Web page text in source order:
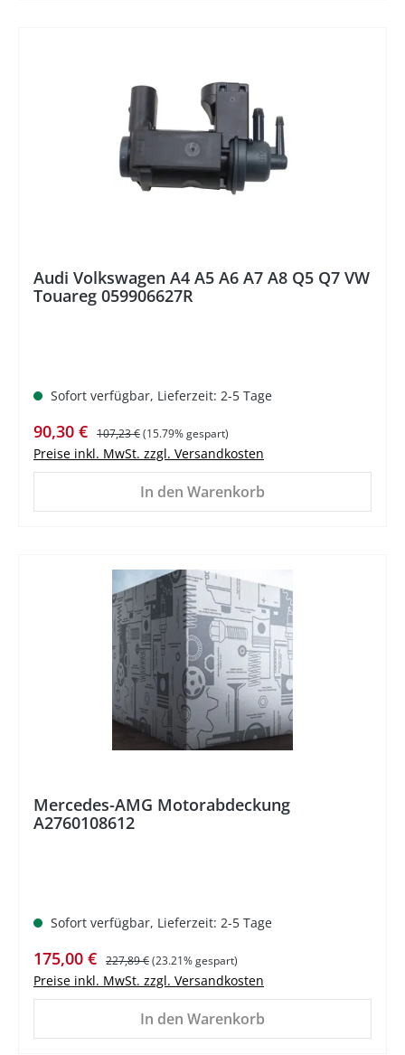
Audi Volkswagen A4 A5 A6 A7 A8 Q5 Q7 VW
Touareg 059906627R
Sofort verfügbar, Lieferzeit: 2-5 Tage
Verkaufspreis:
90,30 € Regulärer Preis:
107,23 €(15.79% gespart)
Preise inkl. MwSt. zzgl. Versandkosten
In den Warenkorb
Mercedes-AMG Motorabdeckung
A2760108612
Sofort verfügbar, Lieferzeit: 2-5 Tage
Verkaufspreis:
175,00 € Regulärer Preis:
227,89 €(23.21% gespart)
Preise inkl. MwSt. zzgl. Versandkosten
In den Warenkorb